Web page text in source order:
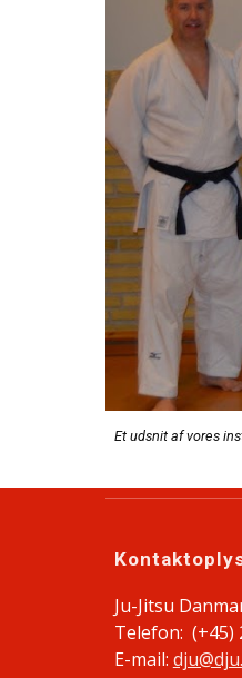
Et udsnit af vores
Ju-Jitsu
Telefon: (+45)
E-mail: